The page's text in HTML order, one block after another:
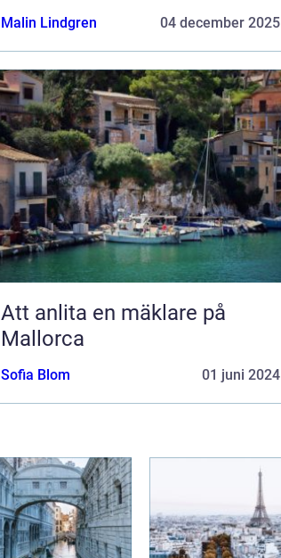
Malin Lindgren 04 december 2025
Att anlita en mäklare på
Mallorca
Sofia Blom 01 juni 2024